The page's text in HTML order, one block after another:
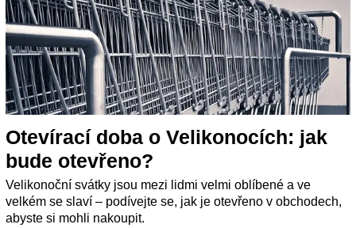
Otevírací doba o Velikonocích: jak
bude otevřeno?
Velikonoční svátky jsou mezi lidmi velmi oblíbené a ve
velkém se slaví – podívejte se, jak je otevřeno v obchodech,
abyste si mohli nakoupit.